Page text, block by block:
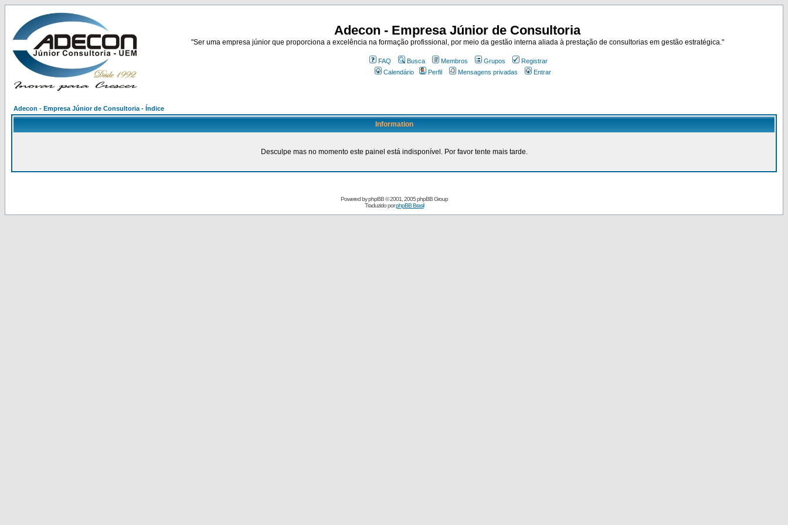
Adecon - Empresa Júnior de Consultoria
"Ser uma empresa júnior que proporciona a excelência na formação profissional, por meio da gestão interna aliada à prestação de consultorias em gestão estratégica."
FAQ Busca Membros Grupos
Registrar
Calendário
Perfil Mensagens privadas Entrar
Adecon - Empresa Júnior de Consultoria - Índice
Information
Desculpe mas no momento este painel está indisponível. Por favor tente mais tarde.
Powered byphpBB© 2001, 2005 phpBB Group
Traduzido porphpBB Brasil